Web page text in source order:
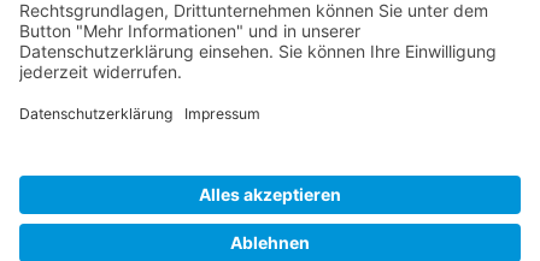
© 2026 - Camaro Erich Roiser GmbH
AGB Impressum